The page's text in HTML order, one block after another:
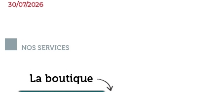
30/07/2026